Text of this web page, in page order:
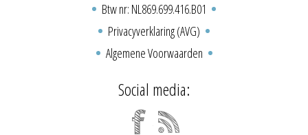
Btw nr: NL869.699.416.B01
Privacyverklaring (AVG)
Algemene Voorwaarden
Social media: